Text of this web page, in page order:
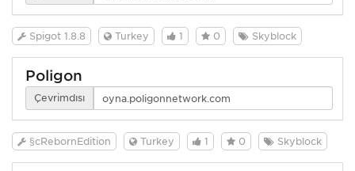
Spigot 1.8.8 Turkey 1 0 Skyblock
Poligon
Çevrimdışı
§cRebornEdition Turkey 1 0 Skyblock